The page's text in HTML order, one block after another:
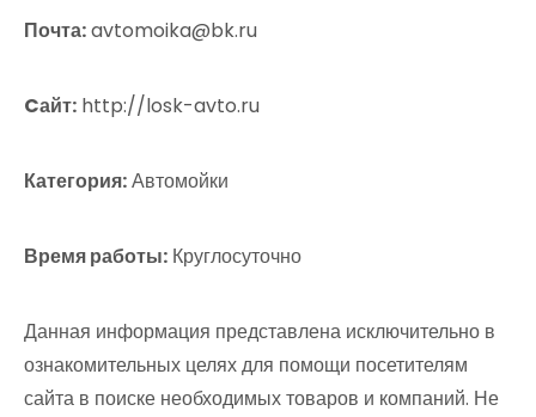
Почта:avtomoika@bk.ru
Cайт: http://losk-avto.ru
Категория:Автомойки
Время работы: Круглосуточно
Данная информация представлена исключительно в
ознакомительных целях для помощи посетителям
сайта в поиске необходимых товаров и компаний. Не